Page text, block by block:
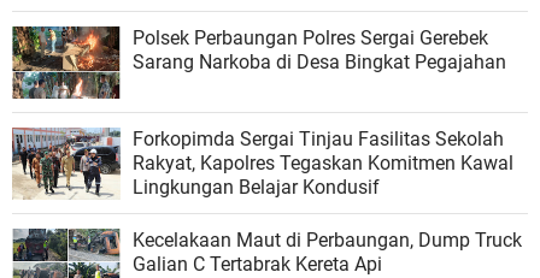
Kecamatan Sei Rampah
Polsek Perbaungan Polres Sergai Gerebek
Sarang Narkoba di Desa Bingkat Pegajahan
Forkopimda Sergai Tinjau Fasilitas Sekolah
Rakyat, Kapolres Tegaskan Komitmen Kawal
Lingkungan Belajar Kondusif
Kecelakaan Maut di Perbaungan, Dump Truck
Galian C Tertabrak Kereta Api